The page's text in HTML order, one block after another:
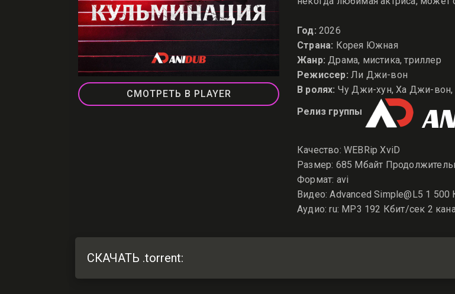
СМОТРЕТЬ В PLAYER
Год: 2026
Страна: Корея Южная
Жанр: Драма, мистика, триллер
Режиссер: Ли Джи-вон
В ролях: Чу Джи-хун, Ха Джи-
Релиз группы
Качество: WEBRip XviD
Размер: 685 Мбайт
Формат: avi
Видео: Advanced Simple@L5 1
Аудио: ru: MP3 192 Кбит/сек 2
СКАЧАТЬ .torrent: